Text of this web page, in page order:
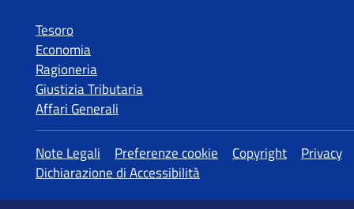
Tesoro
Economia
Ragioneria
Giustizia Tributaria
Affari Generali
Altre informazioni
Note Legali Preferenze cookie Copyright
Privacy
Dichiarazione di Accessibilità